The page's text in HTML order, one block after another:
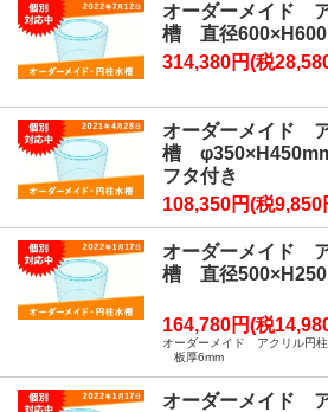
オーダーメイド
槽 直径
314,380円(税
オーダーメイド
槽
フタ付き
108,350円(税9,850
オーダーメイド
槽 直径
164,780円(税
オーダーメイド アクリル円
板厚6mm
オーダーメイド